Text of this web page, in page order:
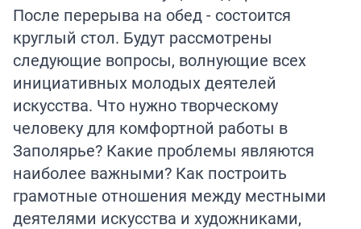
После перерыва на обед - состоится
круглый стол. Будут рассмотрены
следующие вопросы, волнующие всех
инициативных молодых деятелей
искусства. Что нужно творческому
человеку для комфортной работы в
Заполярье? Какие проблемы являются
наиболее важными? Как построить
грамотные отношения между местными
деятелями искусства и художниками,